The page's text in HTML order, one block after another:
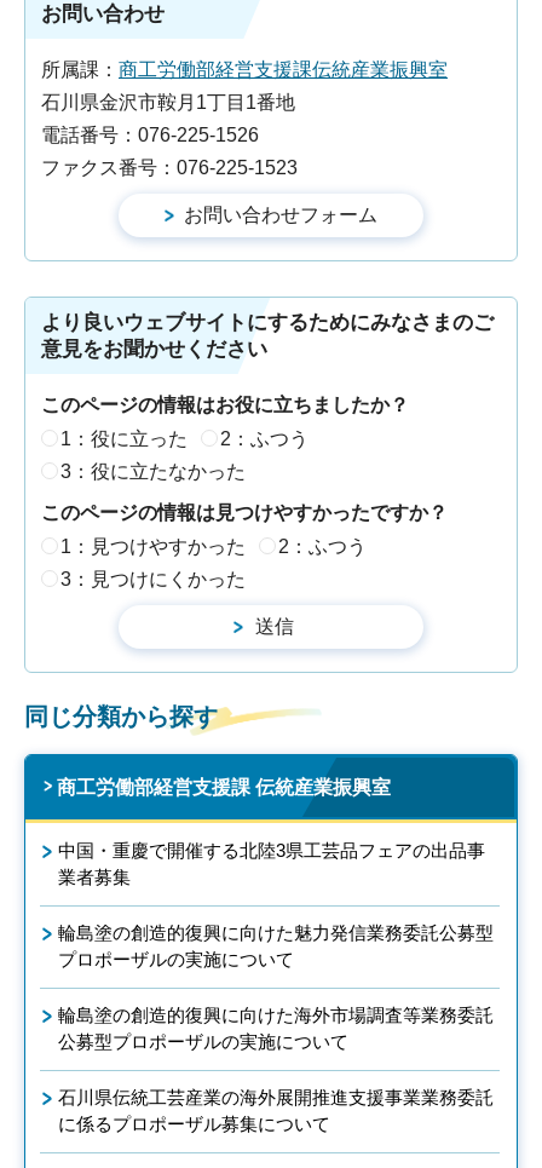
お問い合わせ
所属課： 商工労働部経営支援課伝統産業振興室
石川県金沢市鞍月1丁目1番地
電話番号：076-225-1526
ファクス番号：076-225-1523
より良いウェブサイトにするためにみなさまのご
意見をお聞かせください
このページの情報はお役に立ちましたか？
1：役に立った
2：ふつう
3：役に立たなかった
このページの情報は見つけやすかったですか？
1：見つけやすかった
2：ふつう
3：見つけにくかった
同じ分類から探す
商工労働部経営支援課 伝統産業振興室
中国・重慶で開催する北陸3県工芸品フェアの出品事
業者募集
輪島塗の創造的復興に向けた魅力発信業務委託公募型
プロポーザルの実施について
輪島塗の創造的復興に向けた海外市場調査等業務委託
公募型プロポーザルの実施について
石川県伝統工芸産業の海外展開推進支援事業業務委託
に係るプロポーザル募集について